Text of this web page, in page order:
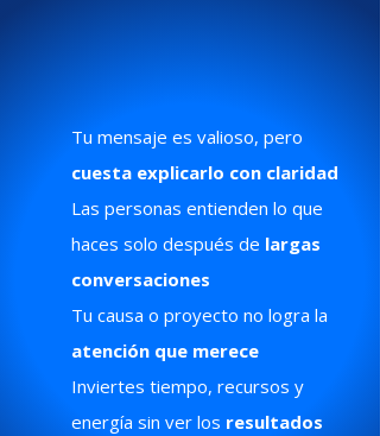
Tu mensaje es valioso, pero
cuesta explicarlo con claridad
Las personas entienden lo que
haces solo después de largas
conversaciones
Tu causa o proyecto no logra la
atención que merece
Inviertes tiempo, recursos y
energía sin ver los resultados